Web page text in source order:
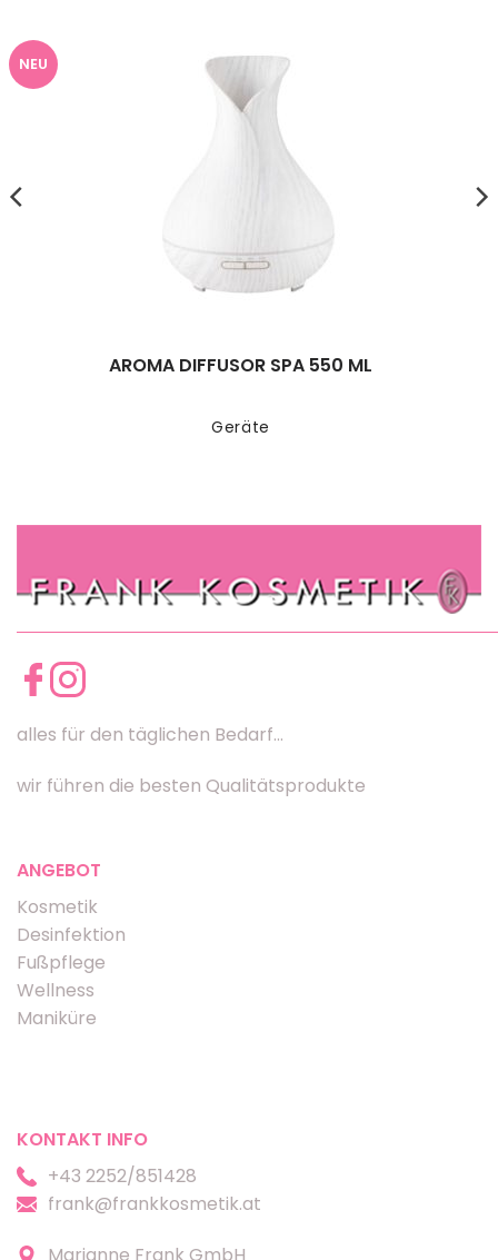
NEU
Geräte
AROMA DIFFUSOR SPA 550 ML
alles für den täglichen Bedarf...
wir führen die besten Qualitätsprodukte
ANGEBOT
Kosmetik
Desinfektion
Fußpflege
Wellness
Maniküre
KONTAKT INFO
+43 2252/851428
frank@frankkosmetik.at
Marianne Frank GmbH